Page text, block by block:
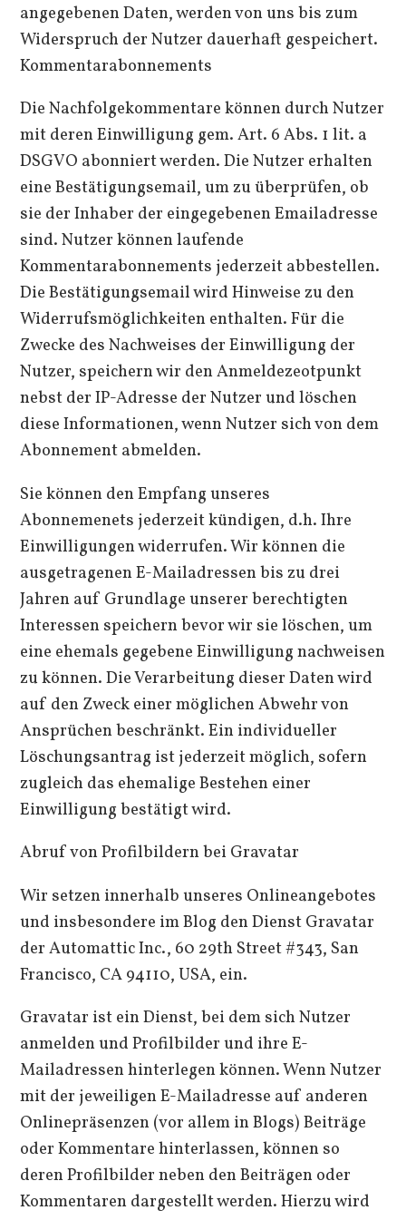
angegebenen Daten, werden von uns bis zum
Widerspruch der Nutzer dauerhaft gespeichert.
Kommentarabonnements
Die Nachfolgekommentare können durch Nutzer
mit deren Einwilligung gem. Art. 6 Abs. 1 lit. a
DSGVO abonniert werden. Die Nutzer erhalten
eine Bestätigungsemail, um zu überprüfen, ob
sie der Inhaber der eingegebenen Emailadresse
sind. Nutzer können laufende
Kommentarabonnements jederzeit abbestellen.
Die Bestätigungsemail wird Hinweise zu den
Widerrufsmöglichkeiten enthalten. Für die
Zwecke des Nachweises der Einwilligung der
Nutzer, speichern wir den Anmeldezeotpunkt
nebst der IP-Adresse der Nutzer und löschen
diese Informationen, wenn Nutzer sich von dem
Abonnement abmelden.
Sie können den Empfang unseres
Abonnemenets jederzeit kündigen, d.h. Ihre
Einwilligungen widerrufen. Wir können die
ausgetragenen E-Mailadressen bis zu drei
Jahren auf Grundlage unserer berechtigten
Interessen speichern bevor wir sie löschen, um
eine ehemals gegebene Einwilligung nachweisen
zu können. Die Verarbeitung dieser Daten wird
auf den Zweck einer möglichen Abwehr von
Ansprüchen beschränkt. Ein individueller
Löschungsantrag ist jederzeit möglich, sofern
zugleich das ehemalige Bestehen einer
Einwilligung bestätigt wird.
Abruf von Profilbildern bei Gravatar
Wir setzen innerhalb unseres Onlineangebotes
und insbesondere im Blog den Dienst Gravatar
der Automattic Inc., 60 29th Street #343, San
Francisco, CA 94110, USA, ein.
Gravatar ist ein Dienst, bei dem sich Nutzer
anmelden und Profilbilder und ihre E-
Mailadressen hinterlegen können. Wenn Nutzer
mit der jeweiligen E-Mailadresse auf anderen
Onlinepräsenzen (vor allem in Blogs) Beiträge
oder Kommentare hinterlassen, können so
deren Profilbilder neben den Beiträgen oder
Kommentaren dargestellt werden. Hierzu wird